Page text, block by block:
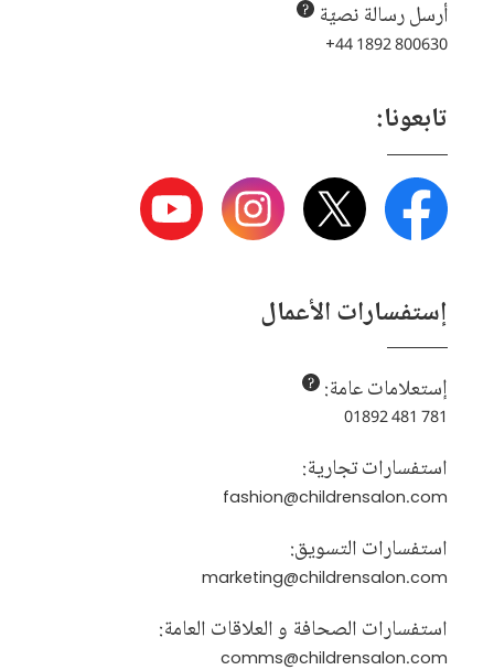
أرسل رسالة نصيّة
+44 1892 800630
إستفسارات الأعمال
إستعلامات عامة:
01892 481 781
استفسارات تجارية:
fashion@childrensalon.com
استفسارات التسويق:
marketing@childrensalon.com
استفسارات الصحافة و العلاقات العامة:
comms@childrensalon.com
تابعونا: